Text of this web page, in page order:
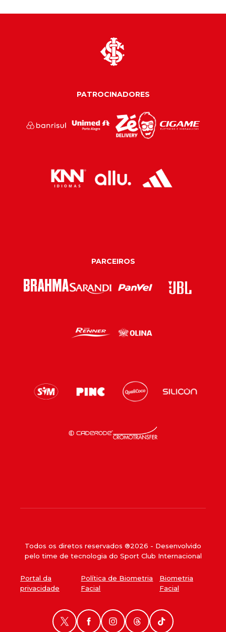
PATROCINADORES
PARCEIROS
Todos os diretos reservados ®2026 - Desenvolvido
pelo time de tecnologia do Sport Club Internacional
Portal da
privacidade
Política de Biometria
Facial
Biometria
Facial